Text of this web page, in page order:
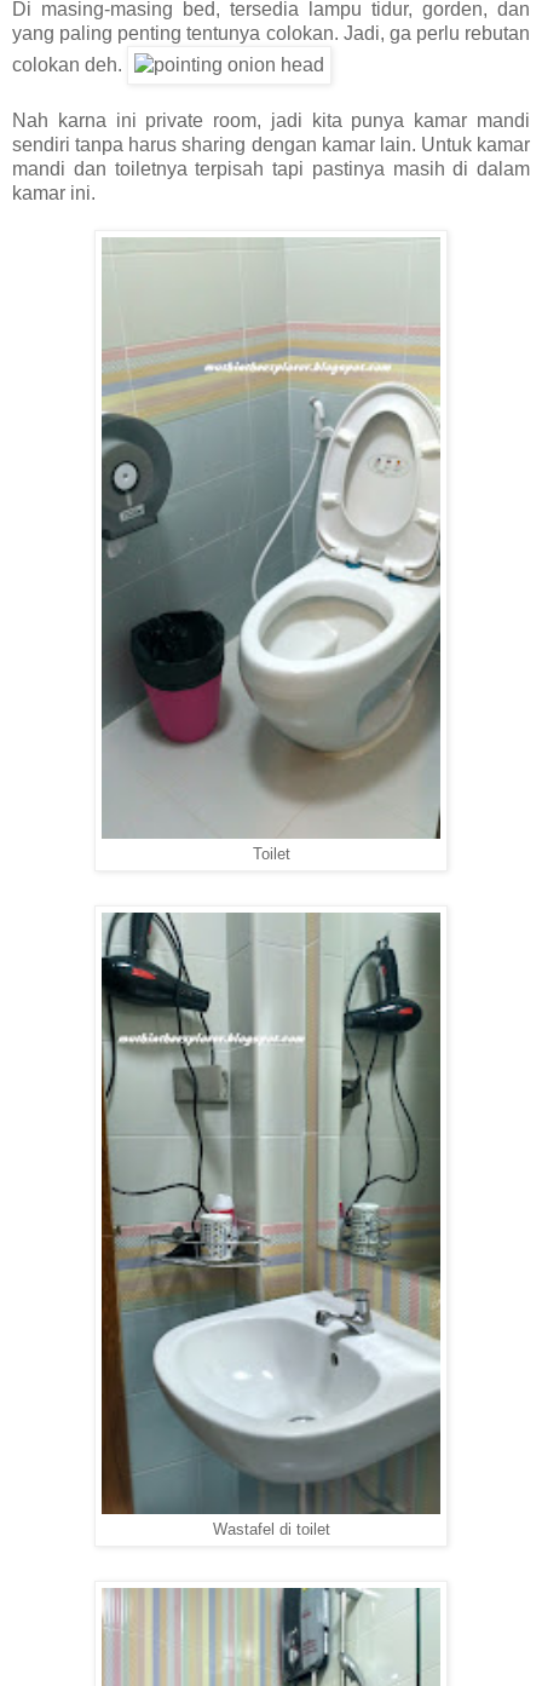
Di masing-masing bed, tersedia lampu tidur, gorden, dan
yang paling penting tentunya colokan. Jadi, ga perlu rebutan
colokan deh.
Nah karna ini private room, jadi kita punya kamar mandi
sendiri tanpa harus sharing dengan kamar lain. Untuk kamar
mandi dan toiletnya terpisah tapi pastinya masih di dalam
kamar ini.
Toilet
Wastafel di toilet